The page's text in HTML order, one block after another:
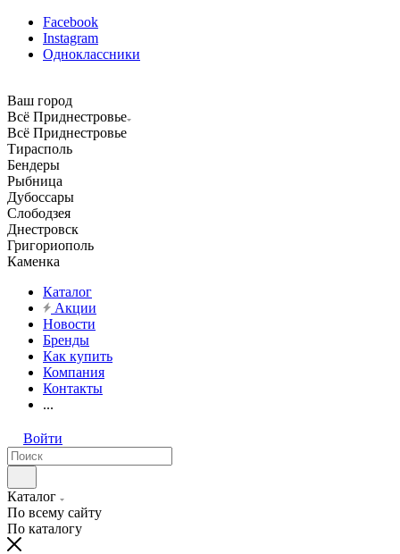
Facebook
Instagram
Одноклассники
Ваш город
Всё Приднестровье
Всё Приднестровье
Тирасполь
Бендеры
Рыбница
Дубоссары
Слободзея
Днестровск
Григориополь
Каменка
Каталог
Акции
Новости
Бренды
Как купить
Компания
Контакты
...
Войти
Каталог
По всему сайту
По каталогу